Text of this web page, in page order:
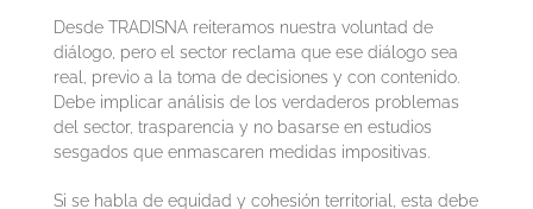
Desde TRADISNA reiteramos nuestra voluntad de
diálogo, pero el sector reclama que ese diálogo sea
real, previo a la toma de decisiones y con contenido.
Debe implicar análisis de los verdaderos problemas
del sector, trasparencia y no basarse en estudios
sesgados que enmascaren medidas impositivas.
Si se habla de equidad y cohesión territorial, esta debe